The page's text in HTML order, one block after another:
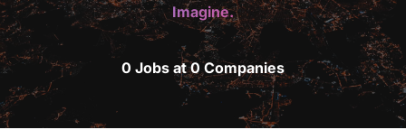
Imagine.
0 Jobs at 0 Companies